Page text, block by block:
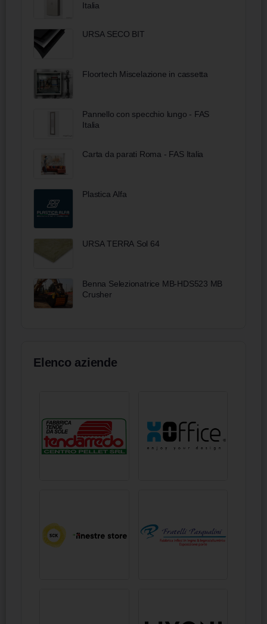
Italia
URSA SECO BIT
Floortech Miscelazione in cassetta
Pannello con specchio lungo - FAS
Italia
Carta da parati Roma - FAS Italia
Plastica Alfa
URSA TERRA Sol 64
Benna Selezionatrice MB-HDS523 MB
Crusher
Elenco aziende